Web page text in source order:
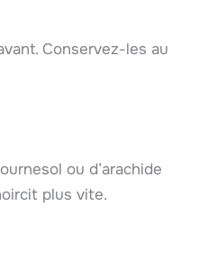
Conservez-les au
ou d’arachide
plus vite.